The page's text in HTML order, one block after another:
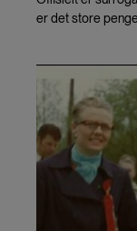
er det store